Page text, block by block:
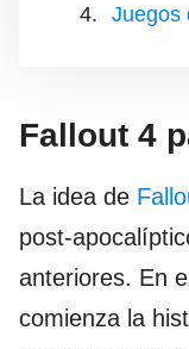
Juegos
Fallout 4
La idea de
post-
anteriores. En
comienza la